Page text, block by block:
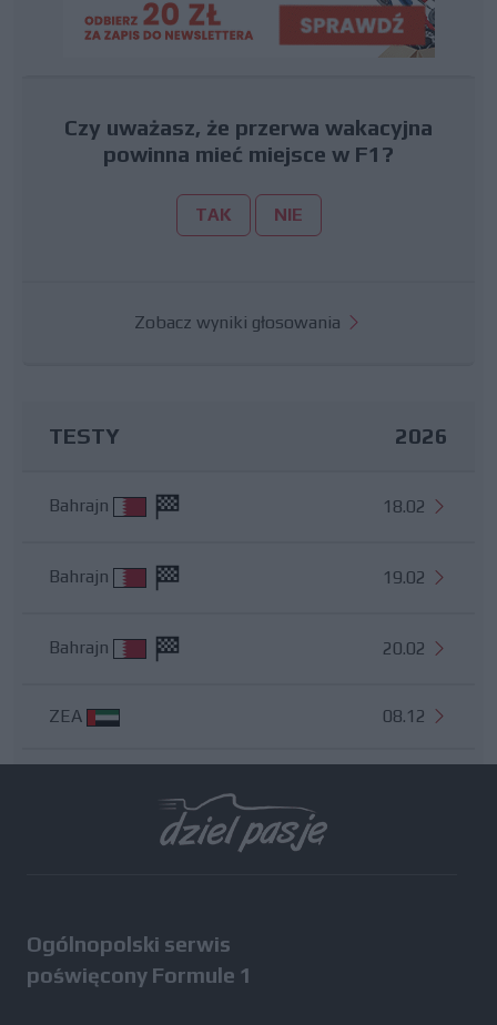
Czy uważasz, że przerwa wakacyjna
powinna mieć miejsce w F1?
TAK NIE
Zobacz wyniki głosowania
TESTY 2026
Bahrajn 18.02
Bahrajn 19.02
Bahrajn 20.02
ZEA 08.12
Ogólnopolski serwis
poświęcony Formule 1